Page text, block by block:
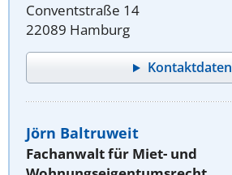
Conventstraße 14
22089 Hamburg
Kontaktdaten
Jörn Baltruweit
Fachanwalt für Miet- und